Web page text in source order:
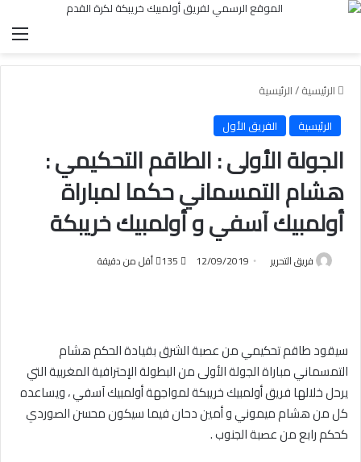
الرئيسية/الرئيسية
الرئيسية
الفريق الأول
الجولة الأولى : الطاقم التحكيمي :
هشام التمسماني حكما لمباراة
أولمبيك آسفي و أولمبيك خريبكة
فريق التحرير 12/09/2019 أقل من دقيقة
سيقود طاقم تحكيمي من عصبة الشرق بقيادة الحكم هشام
التمسماني مباراة الجولة الأولى من البطولة الإحترافية المغربية التي
يرحل خلالها فريق أولمبيك خريبكة لمواجهة أولمبيك آسفي ، ويساعده
كل من هشام ميموني و أمين دحان فيما سيكون محسن الصوردي
كحكم رابع من عصبة الجنوب .